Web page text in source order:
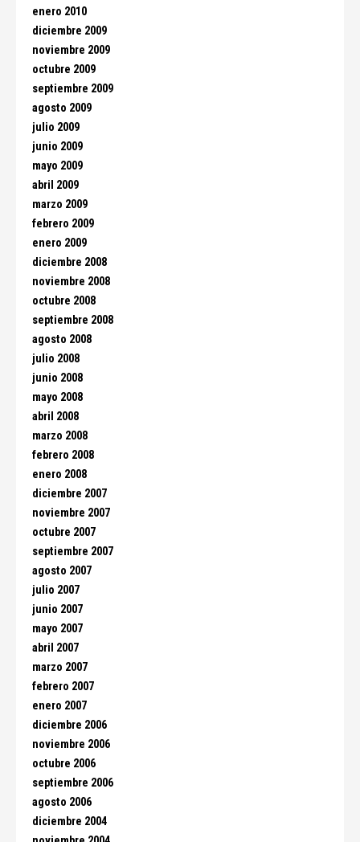
enero 2010
diciembre 2009
noviembre 2009
octubre 2009
septiembre 2009
agosto 2009
julio 2009
junio 2009
mayo 2009
abril 2009
marzo 2009
febrero 2009
enero 2009
diciembre 2008
noviembre 2008
octubre 2008
septiembre 2008
agosto 2008
julio 2008
junio 2008
mayo 2008
abril 2008
marzo 2008
febrero 2008
enero 2008
diciembre 2007
noviembre 2007
octubre 2007
septiembre 2007
agosto 2007
julio 2007
junio 2007
mayo 2007
abril 2007
marzo 2007
febrero 2007
enero 2007
diciembre 2006
noviembre 2006
octubre 2006
septiembre 2006
agosto 2006
diciembre 2004